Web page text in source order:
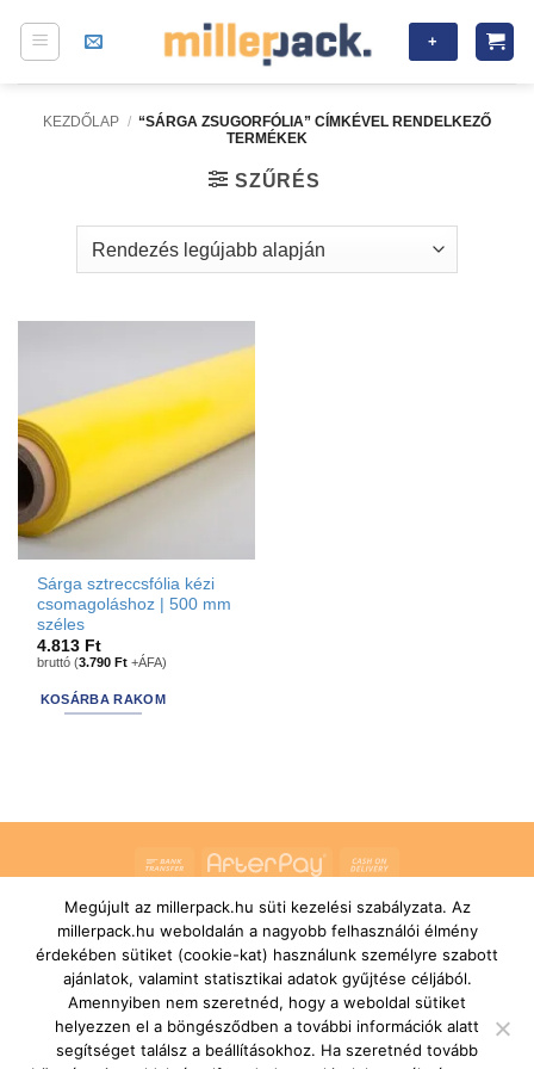
+
KEZDŐLAP / “SÁRGA ZSUGORFÓLIA” CÍMKÉVEL RENDELKEZŐ
TERMÉKEK
SZŰRÉS
Sárga sztreccsfólia kézi
csomagoláshoz | 500 mm
széles
4.813 Ft
bruttó (3.790Ft +ÁFA)
KOSÁRBA RAKOM
Bank
AfterPay
Delivery
RÓLUNK
ÁLTALÁNOS SZERZŐDÉSI FELTÉTELEK
SZÁLLÍTÁSI ÉS FIZETÉSI FELTÉTELEK
JOGI NYILATKOZAT
IMPRESSZUM
KAPCSOLAT
ÜGYFÉLSZOLGÁLAT
FELIRATKOZÁS HÍRLEVÉLRE
Copyright 2026 ©MILLERPACK.HUPowered byPrintroom Bt. -
Hungary
Megújult az millerpack.hu süti kezelési szabályzata. Az
millerpack.hu weboldalán a nagyobb felhasználói élmény
érdekében sütiket (cookie-kat) használunk személyre szabott
ajánlatok, valamint statisztikai adatok gyűjtése céljából.
Amennyiben nem szeretnéd, hogy a weboldal sütiket
helyezzen el a böngésződben a további információk alatt
segítséget találsz a beállításokhoz. Ha szeretnéd tovább